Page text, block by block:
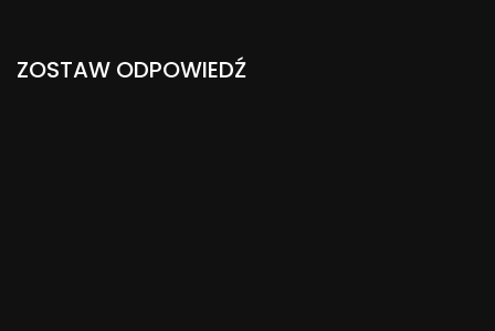
ZOSTAW ODPOWIEDŹ